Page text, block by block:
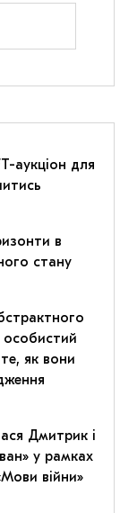
аукціон для
в
стану
як вони
Дмитрик і
у рамках
війни»